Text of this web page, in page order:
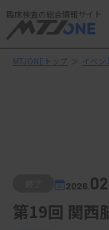
臨床検査の総合情報サイト
MTJONEトップ ＞ イベン
2026.
第19回 関西